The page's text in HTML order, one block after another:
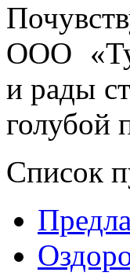
ООО
и рады
голубой
Список